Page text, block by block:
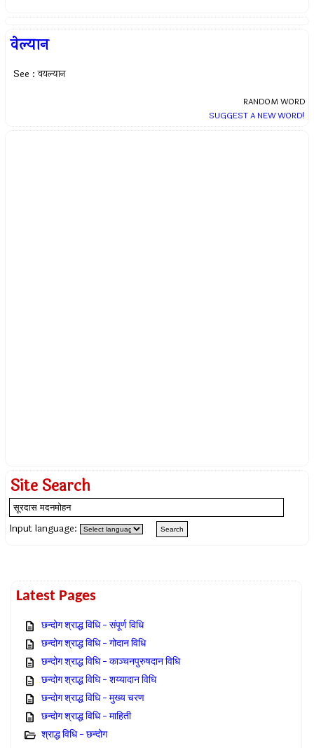
वेल्यान
See : वयल्यान
RANDOM WORD
SUGGEST A NEW WORD!
Site Search
Input language:
Latest Pages
छन्दोग श्राद्ध विधि – संपूर्ण विधि
छन्दोग श्राद्ध विधि – गोदान विधि
छन्दोग श्राद्ध विधि – काञ्चनपुरुषदान विधि
छन्दोग श्राद्ध विधि – शय्यादान विधि
छन्दोग श्राद्ध विधि – मुख्य चरण
छन्दोग श्राद्ध विधि – माहिती
श्राद्ध विधि – छन्दोग